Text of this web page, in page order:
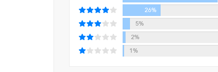
--- p.132
김지영 씨가 회사를 그만둔 2014년, 대한민국 기
다. 한국 여성의 경제활동 참가율은 출산기 전후
26%
5%
2%
1%